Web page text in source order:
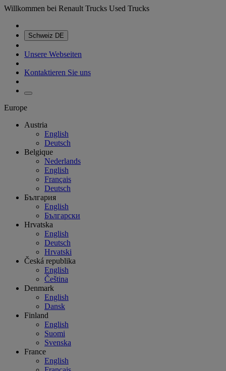
Willkommen bei Renault Trucks Used Trucks
Schweiz DE
Unsere Webseiten
Kontaktieren Sie uns
Europe
Austria
English
Deutsch
Belgique
Nederlands
English
Français
Deutsch
България
English
Български
Hrvatska
English
Deutsch
Hrvatski
Česká republika
English
Čeština
Denmark
English
Dansk
Finland
English
Suomi
Svenska
France
English